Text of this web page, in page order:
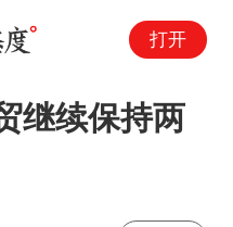
打开
继续保持两